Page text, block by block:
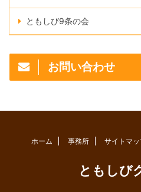
ともしび9条の会
お問い合わせ
ホーム 事務所 サイトマ
ともしび